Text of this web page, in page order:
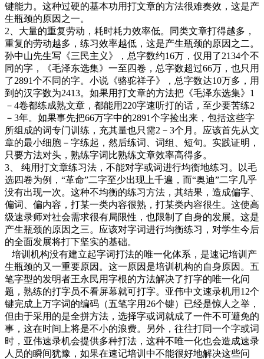
键能力。这种过硬的基本功用打文章的方法很难奏效，这是产
生瓶颈的原因之一。
2、大量的重复劳动，耗时耗力效率低。同类文章打得越多，
重复的劳动越多，练习效率越低，这是产生瓶颈的原因之二。
孙中山先生写《三民主义》，总字数约16万，仅用了2134个不
同的字，《毛泽东选集》一至四卷，总字数超过66万，也只用
了2891个不同的字。小说《骆驼祥子》，总字数达10万多，用
到的汉字数为2413。如果用打文章的方法把《毛泽东选集》1
－4卷都练成熟文章，都能用220字速听打的话，至少要苦练2
－3年。如果事先把66万字中的2891个字捡出来，包括这些字
所组成的词专门训练，充其量也只需2－3个月。应该首先从文
章的最小细胞－字练起，然后练词、词组、短句。实践证明，
只要方法对头，熟练字词比熟练文章效率高得多。
3、 纯用打文章练习法，不能对字或词进行均衡地练习。以毛
选四卷为例，“革命”二字至少出现上千遍，而“奥迪”二字几乎
没有出现一次。这种不均衡的练习方法，其结果，造成偏字、
偏词、偏内容，打某一类内容很熟，打某类内容很生。这使高
级速录师对社会需求很有局限性，也限制了自身的发展。这是
产生瓶颈的原因之三。应该对字词进行均衡练习，对学生今后
的全面发展将打下坚实的基础。
培训机构没有建立起字词打法的唯一化体系，是速记培训产
生瓶颈的又一重要原因。这一原因是培训机构的自身原因。五
笔字型的发明者王永民用字根的方法解决了打字的唯一化问
题，熟练的打字员不看屏幕就可打字。亚伟中文速录机用12个
键完成上万字词的编码（五笔字用26个键）已经是惊人之举，
但由于采用的是全拼方法，选择字或词就成了一件不可避免的
事，这在时间上将是不小的浪费。另外，往往打同一个字或词
时，亚伟速录机会提供多种打法，这种不唯一化也会造成速录
人员的瞬间犹豫，如果在速记培训中不能很好地解决这些问